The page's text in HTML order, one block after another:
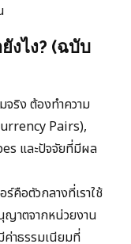
งไง? (ฉบับ
จริง ต้องทำความ
Pairs),
และปัจจัยที่มีผล
ร์คือตัวกลางที่เราใช้
ญาตจากหน่วยงาน
าธรรมเนียมที่